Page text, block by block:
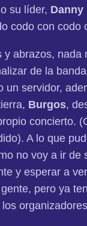
su líder, Danny
codo con codo
abrazos,
de la
un servidor,
Burgos,
concierto.
A lo que
no voy a ir
y esperar a
pero ya